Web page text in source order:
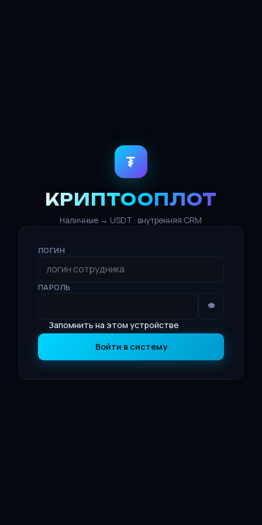
₮
КРИПТООПЛОТ
Наличные → USDT · внутренняя CRM
ЛОГИН
ПАРОЛЬ
👁
Запомнить на этом устройстве
Войти в систему